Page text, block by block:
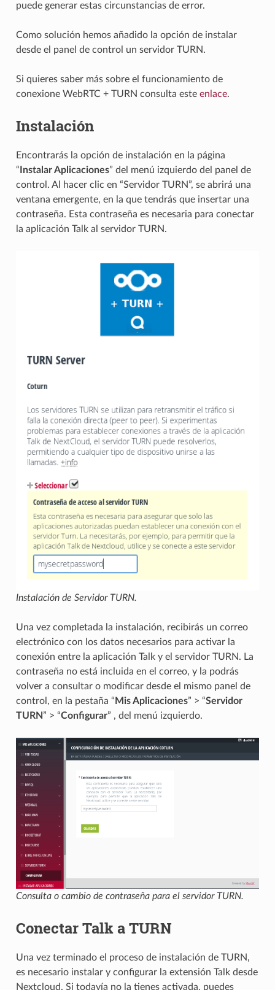
puede generar estas circunstancias de error.
Como solución hemos añadido la opción de instalar
desde el panel de control un servidor TURN.
Si quieres saber más sobre el funcionamiento de
conexione WebRTC + TURN consulta este enlace.
Instalación
Encontrarás la opción de instalación en la página
“ Instalar Aplicaciones” del menú izquierdo del panel de
control. Al hacer clic en “Servidor TURN”, se abrirá una
ventana emergente, en la que tendrás que insertar una
contraseña. Esta contraseña es necesaria para conectar
la aplicación Talk al servidor TURN.
Instalación de Servidor TURN.
Una vez completada la instalación, recibirás un correo
electrónico con los datos necesarios para activar la
conexión entre la aplicación Talk y el servidor TURN. La
contraseña no está incluida en el correo, y la podrás
volver a consultar o modificar desde el mismo panel de
control, en la pestaña “Mis Aplicaciones” > “Servidor
TURN” > “Configurar” , del menú izquierdo.
Consulta o cambio de contraseña para el servidor TURN.
Conectar Talk a TURN
Una vez terminado el proceso de instalación de TURN,
es necesario instalar y configurar la extensión Talk desde
Nextcloud. Si todavía no la tienes activada, puedes